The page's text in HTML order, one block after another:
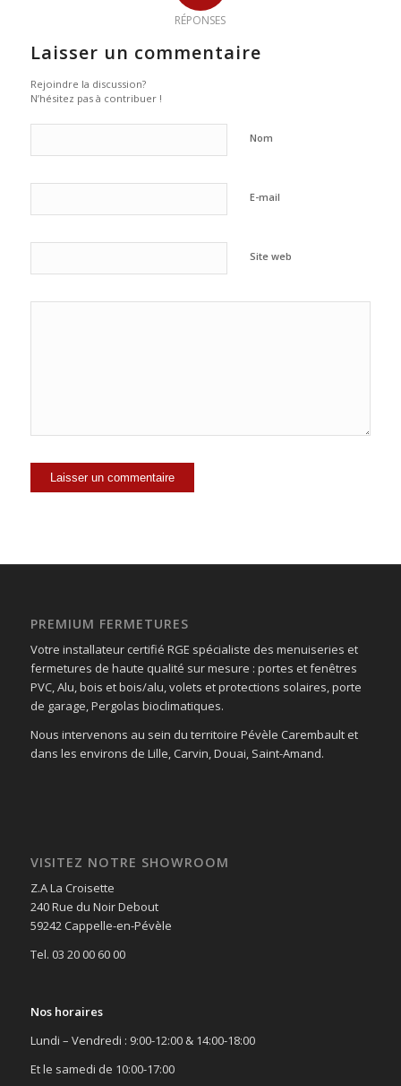
RÉPONSES
Laisser un commentaire
Rejoindre la discussion?
N’hésitez pas à contribuer !
Nom
E-mail
Site web
PREMIUM FERMETURES
Votre installateur certifié RGE spécialiste des menuiseries et
fermetures de haute qualité sur mesure : portes et fenêtres
PVC, Alu, bois et bois/alu, volets et protections solaires, porte
de garage, Pergolas bioclimatiques.
Nous intervenons au sein du territoire Pévèle Carembault et
dans les environs de Lille, Carvin, Douai, Saint-Amand.
VISITEZ NOTRE SHOWROOM
Z.A La Croisette
240 Rue du Noir Debout
59242 Cappelle-en-Pévèle
Tel. 03 20 00 60 00
Nos horaires
Lundi – Vendredi : 9:00-12:00 & 14:00-18:00
Et le samedi de 10:00-17:00